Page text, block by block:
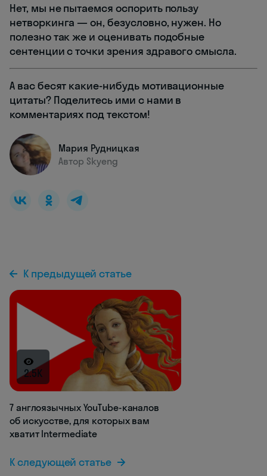
Нет, мы не пытаемся оспорить пользу
нетворкинга — он, безусловно, нужен. Но
полезно так же и оценивать подобные
сентенции с точки зрения здравого смысла.
А вас бесят какие-нибудь мотивационные
цитаты? Поделитесь ими с нами в
комментариях под текстом!
Мария Рудницкая
Автор Skyeng
К предыдущей статье
2.5K
7 англоязычных YouTube-каналов
об искусстве, для которых вам
хватит Intermediate
К следующей статье